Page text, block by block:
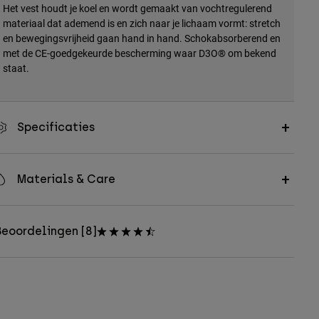
Het vest houdt je koel en wordt gemaakt van vochtregulerend
materiaal dat ademend is en zich naar je lichaam vormt: stretch
en bewegingsvrijheid gaan hand in hand. Schokabsorberend en
met de CE-goedgekeurde bescherming waar D3O® om bekend
staat.
Specificaties
Materials & Care
[8]